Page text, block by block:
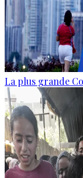
La plus grande